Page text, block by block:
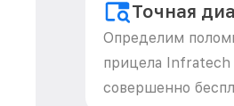
Точная
Определим
прицела Infratech
совершенно